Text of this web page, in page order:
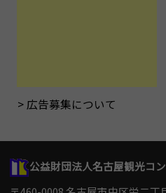
広告募集について
公益財団法人名古屋観光コ